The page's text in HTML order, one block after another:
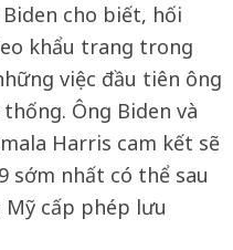
cho biết, hối
khẩu trang trong
việc đầu tiên ông
Ông Biden và
Harris cam kết sẽ
sớm nhất có thể sau
Mỹ cấp phép lưu